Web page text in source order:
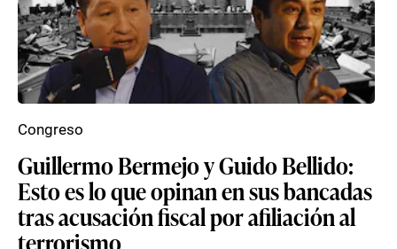
Guillermo Bermejo y Guido Bellido:
Esto es lo que opinan en sus bancadas
tras acusación fiscal por afiliación al
terrorismo
Congreso